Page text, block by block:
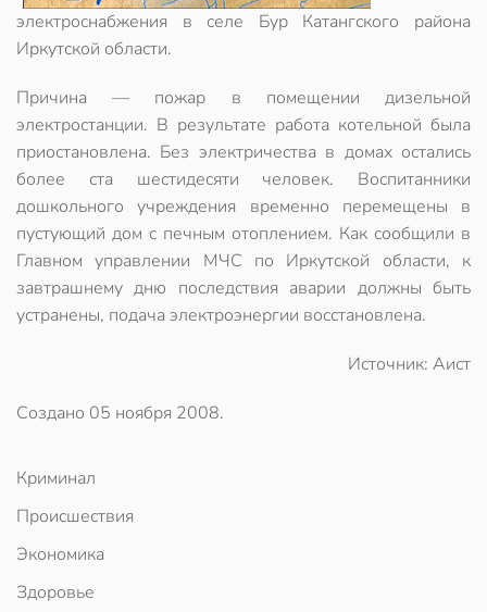
электроснабжения в селе Бур Катангского района
Иркутской области.
Причина — пожар в помещении дизельной
электростанции. В результате работа котельной была
приостановлена. Без электричества в домах остались
более ста шестидесяти человек. Воспитанники
дошкольного учреждения временно перемещены в
пустующий дом с печным отоплением. Как сообщили в
Главном управлении МЧС по Иркутской области, к
завтрашнему дню последствия аварии должны быть
устранены, подача электроэнергии восстановлена.
Источник: Аист
Создано 05 ноября 2008.
Криминал
Происшествия
Экономика
Здоровье